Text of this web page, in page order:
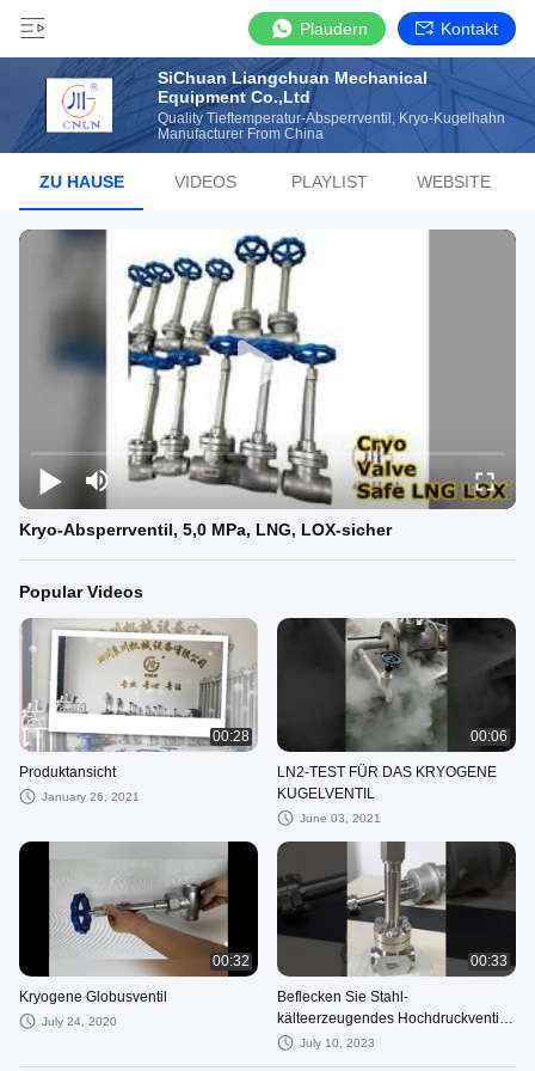
Plaudern Kontakt
SiChuan Liangchuan Mechanical
Equipment Co.,Ltd
Quality Tieftemperatur-Absperrventil, Kryo-Kugelhahn
Manufacturer From China
ZU HAUSE VIDEOS PLAYLIST WEBSITE
Kryo-Absperrventil, 5,0 MPa, LNG, LOX-sicher
Popular Videos
00:28
Produktansicht
January 26, 2021
00:06
LN2-TEST FÜR DAS KRYOGENE
KUGELVENTIL
June 03, 2021
00:32
Kryogene Globusventil
July 24, 2020
00:33
Beflecken Sie Stahl-
kälteerzeugendes Hochdruckventil
kugel BW-SW Verbindung PN10-
July 10, 2023